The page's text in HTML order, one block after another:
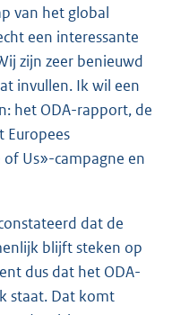
van het global
een interessante
zijn zeer benieuwd
invullen. Ik wil een
het ODA-rapport, de
Europees
Us»-campagne en
dat de
blijft steken op
dus dat het ODA-
staat. Dat komt